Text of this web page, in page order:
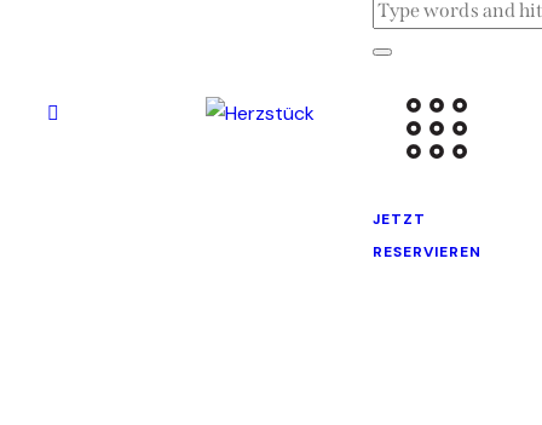
JETZT
RESERVIEREN